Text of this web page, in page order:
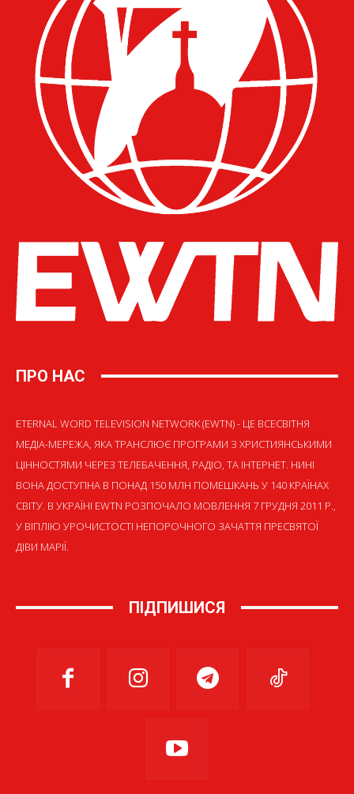
ПРО НАС
ETERNAL WORD TELEVISION NETWORK (EWTN) - ЦЕ ВСЕСВІТНЯ
МЕДІА-МЕРЕЖА, ЯКА ТРАНСЛЮЄ ПРОГРАМИ З ХРИСТИЯНСЬКИМИ
ЦІННОСТЯМИ ЧЕРЕЗ ТЕЛЕБАЧЕННЯ, РАДІО, ТА ІНТЕРНЕТ. НИНІ
ВОНА ДОСТУПНА В ПОНАД 150 МЛН ПОМЕШКАНЬ У 140 КРАЇНАХ
СВІТУ. В УКРАЇНІ EWTN РОЗПОЧАЛО МОВЛЕННЯ 7 ГРУДНЯ 2011 Р.,
У ВІГІЛІЮ УРОЧИСТОСТІ НЕПОРОЧНОГО ЗАЧАТТЯ ПРЕСВЯТОЇ
ДІВИ МАРІЇ.
ПІДПИШИСЯ